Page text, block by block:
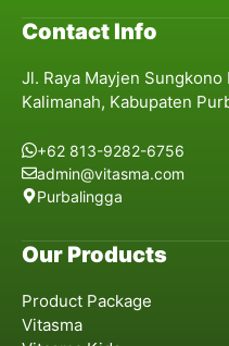
Contact Info
Jl. Raya Mayjen Sungkono
Kalimanah, Kabupaten
+62 813-9282-6756
admin@vitasma.com
Purbalingga
Our Products
Product Package
Vitasma